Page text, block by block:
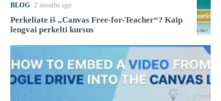
BLOG 2 months ago
Perkeliate iš „Canvas Free-for-Teacher“? Kaip
lengvai perkelti kursus